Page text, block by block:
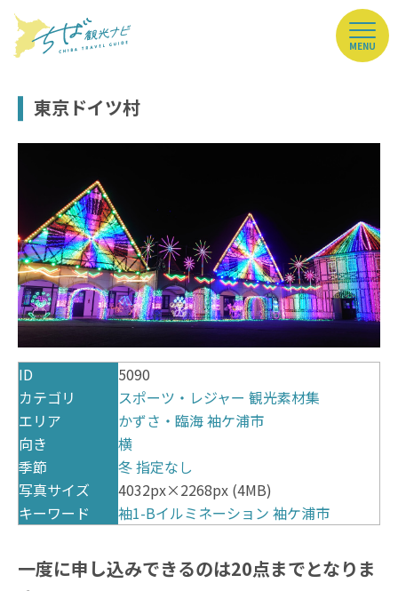
MENU
東京ドイツ村
ID
5090
カテゴリ
スポーツ・レジャー 観光素材集
エリア
かずさ・臨海袖ケ浦市
向き
横
季節
冬指定なし
写真サイズ
4032px×2268px (4MB)
キーワード
袖1-Bイルミネーション 袖ケ浦市
一度に申し込みできるのは20点までとなりま